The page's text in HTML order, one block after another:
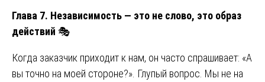
Глава 7. Независимость — это не слово, это образ
действий 🎭
Когда заказчик приходит к нам, он часто спрашивает: «А
вы точно на моей стороне?». Глупый вопрос. Мы не на